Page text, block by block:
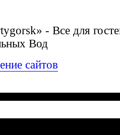
- Все для
Вод
сайтов